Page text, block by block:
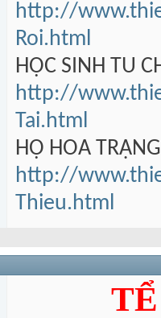
http://
Roi.html
HỌC SINH TU
http://
Tai.html
HỘ HOA
http://
Thieu.html